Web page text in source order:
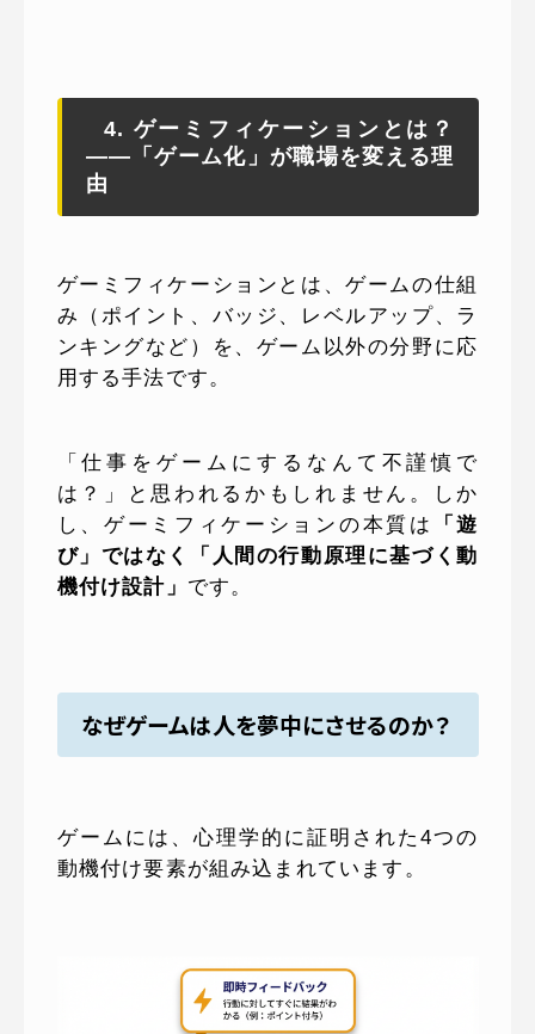
4. ゲーミフィケーションとは？
——「ゲーム化」が職場を変える理
由
ゲーミフィケーションとは、ゲームの仕組
み（ポイント、バッジ、レベルアップ、ラ
ンキングなど）を、ゲーム以外の分野に応
用する手法です。
「仕事をゲームにするなんて不謹慎で
は？」と思われるかもしれません。しか
し、ゲーミフィケーションの本質は
「遊
び」ではなく「人間の行動原理に基づく動
機付け設計」 です。
なぜゲームは人を夢中にさせるのか？
ゲームには、心理学的に証明された4つの
動機付け要素が組み込まれています。